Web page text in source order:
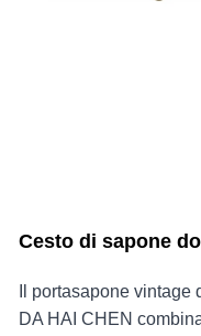
Cesto di sapone
Il portasapone
DA HAI CHEN